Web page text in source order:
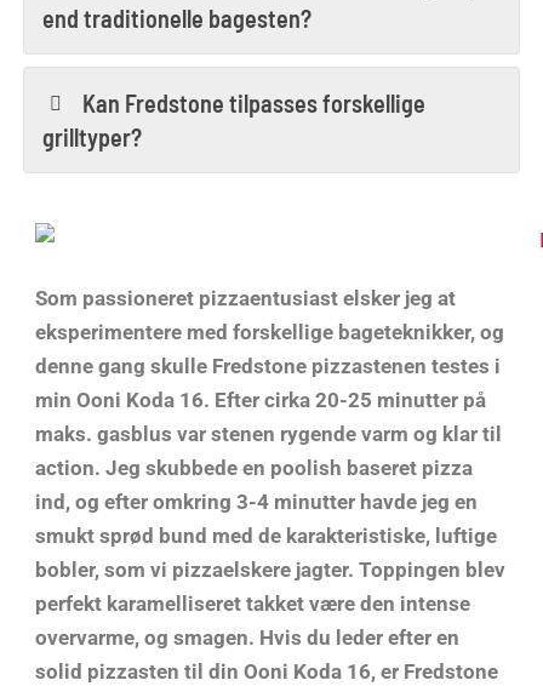
end traditionelle bagesten?
Kan Fredstone tilpasses forskellige
grilltyper?
Som passioneret pizzaentusiast elsker jeg at
eksperimentere med forskellige bageteknikker, og
denne gang skulle Fredstone pizzastenen testes i
min Ooni Koda 16. Efter cirka 20-25 minutter på
maks. gasblus var stenen rygende varm og klar til
action. Jeg skubbede en poolish baseret pizza
ind, og efter omkring 3-4 minutter havde jeg en
smukt sprød bund med de karakteristiske, luftige
bobler, som vi pizzaelskere jagter. Toppingen blev
perfekt karamelliseret takket være den intense
overvarme, og smagen. Hvis du leder efter en
solid pizzasten til din Ooni Koda 16, er Fredstone